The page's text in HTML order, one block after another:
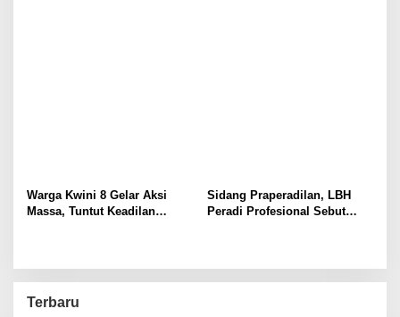
Warga Kwini 8 Gelar Aksi
Massa, Tuntut Keadilan
Sidang Praperadilan, LBH
Peradi Profesional Sebut
Terbaru